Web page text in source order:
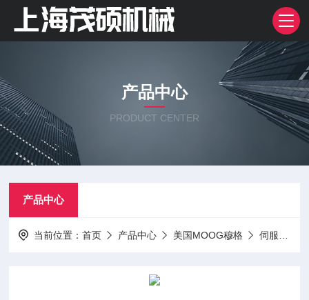
产品中心
PRODUCT CENTER
产品中心
当前位置：首页 产品中心 美国MOOG穆格 伺服阀